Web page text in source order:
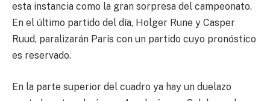
esta instancia como la gran sorpresa del campeonato.
En el último partido del día, Holger Rune y Casper
Ruud, paralizarán París con un partido cuyo pronóstico
es reservado.
En la parte superior del cuadro ya hay un duelazo